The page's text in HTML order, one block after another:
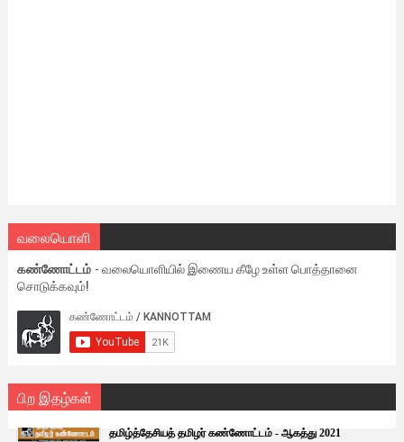
வலையொளி
கண்ணோட்டம் - வலையொளியில் இணைய கீழே உள்ள பொத்தானை
சொடுக்கவும்!
பிற இதழ்கள்
தமிழ்த்தேசியத் தமிழர் கண்ணோட்டம் - ஆகத்து 2021